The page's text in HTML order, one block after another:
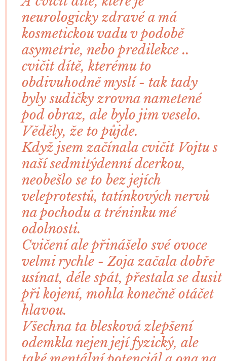
neurologicky zdravé a má
kosmetickou vadu v podobě
asymetrie, nebo predilekce ..
cvičit dítě, kterému to
obdivuhodně myslí - tak tady
byly sudičky zrovna nametené
pod obraz, ale bylo jim veselo.
Věděly, že to půjde.
Když jsem začínala cvičit Vojtu s
naší sedmitýdenní dcerkou,
neobešlo se to bez jejích
veleprotestů, tatínkových nervů
na pochodu a tréninku mé
odolnosti.
Cvičení ale přinášelo své ovoce
velmi rychle - Zoja začala dobře
usínat, déle spát, přestala se dusit
při kojení, mohla konečně otáčet
hlavou.
Všechna ta blesková zlepšení
odemkla nejen její fyzický, ale